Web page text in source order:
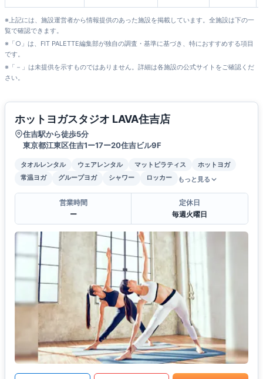
※上記には、施設運営者から情報提供のあった施設を掲載しています。全施設は下の一
覧で確認できます。
※「○」は、FIT PALETTE編集部が独自の調査・基準に基づき、特におすすめする項目
です。
※「－」は未提供を示すものではありません。詳細は各施設の公式サイトをご確認くだ
さい。
ホットヨガスタジオ LAVA住吉店
住吉駅から徒歩5分
東京都江東区住吉1ー17ー20住吉ビル9F
タオルレンタル ウェアレンタル マットピラティス
ホットヨガ
常温ヨガ
グループヨガ シャワー ロッカー もっと見る
営業時間
ー
定休日
毎週火曜日